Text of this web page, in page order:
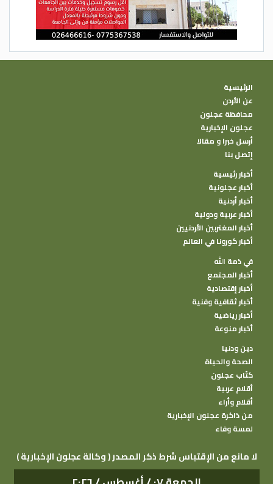
الرئيسية
عن الأردن
محافظة عجلون
عجلون الإخبارية
أرسل خبرا و مقالا
إتصل بنا
أخبار رئيسية
أخبار عجلونية
أخبار أردنية
أخبار عربية ودولية
أخبار المغتربين الأردنيين
أخبار كورونا في العالم
في ذمة الله
أخبار المجتمع
أخبار إقتصادية
أخبار ثقافية وفنية
أخبار رياضية
أخبار منوعة
دين ودنيا
الصحة والحياة
كتًاب عجلون
أقلام عربية
أقلام وأراء
من ذاكرة عجلون الإخبارية
لمسة وفاء
( وكالة عجلون الإخبارية ) لا مانع من الإقتباس شرط ذكر المصدر